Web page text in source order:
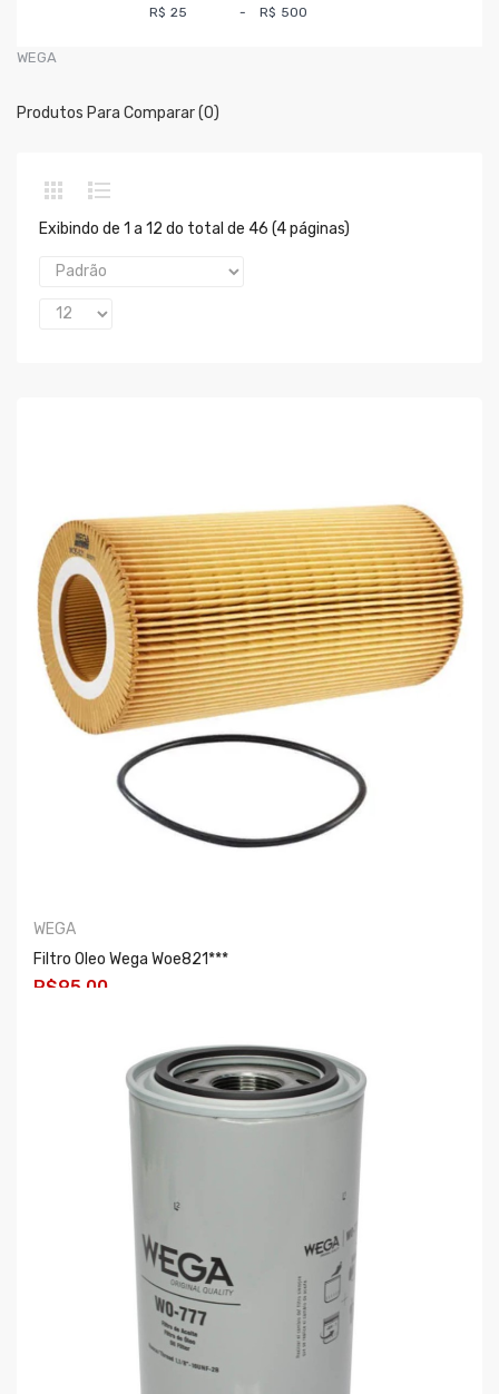
R$ - R$
WEGA
Produtos Para Comparar (0)
Exibindo de 1 a 12 do total de 46 (4 páginas)
WEGA
Filtro Oleo Wega Woe821***
R$95,00